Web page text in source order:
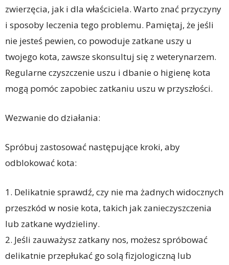
zwierzęcia, jak i dla właściciela. Warto znać przyczyny
i sposoby leczenia tego problemu. Pamiętaj, że jeśli
nie jesteś pewien, co powoduje zatkane uszy u
twojego kota, zawsze skonsultuj się z weterynarzem.
Regularne czyszczenie uszu i dbanie o higienę kota
mogą pomóc zapobiec zatkaniu uszu w przyszłości.
Wezwanie do działania:
Spróbuj zastosować następujące kroki, aby
odblokować kota:
1. Delikatnie sprawdź, czy nie ma żadnych widocznych
przeszkód w nosie kota, takich jak zanieczyszczenia
lub zatkane wydzieliny.
2. Jeśli zauważysz zatkany nos, możesz spróbować
delikatnie przepłukać go solą fizjologiczną lub